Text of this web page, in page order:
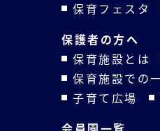
保育フェスタ
保護者の方へ
保育施設とは
保育施設での
子育て広場